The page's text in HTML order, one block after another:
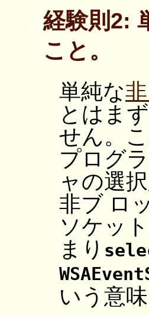
経験則2:
こと。
単純な
とはま
せん。
プログ
ャの選
非ブ ロ
ソケッ
まり
いう意味